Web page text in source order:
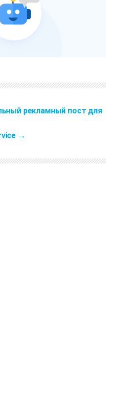
рекламный пост для